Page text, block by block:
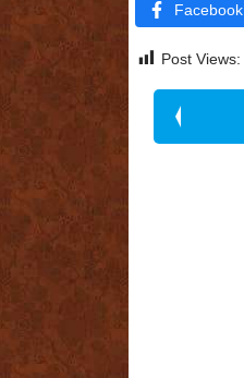
Facebook
Post Views: